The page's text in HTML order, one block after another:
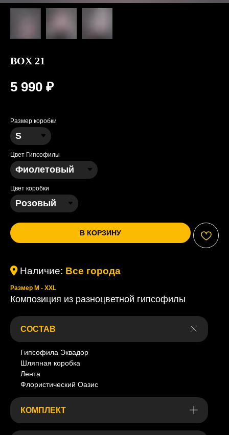
BOX 21
5 990 ₽
Размер коробки
Цвет Гипсофилы
Цвет коробки
В КОРЗИНУ
Наличие: Все города
Размер M - XXL
Композиция из разноцветной гипсофилы
СОСТАВ
Гипсофила Эквадор
Шляпная коробка
Лента
Флористический Оазис
КОМПЛЕКТ